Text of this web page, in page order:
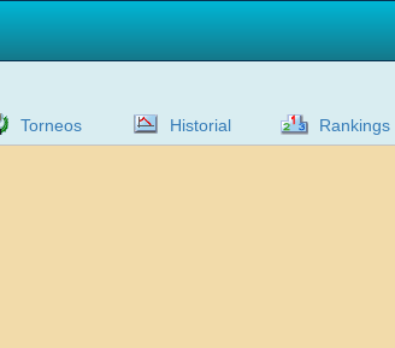
Torneos Historial Rankings